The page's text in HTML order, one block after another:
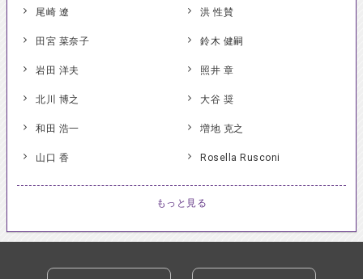
尾崎 遼 洪 性賛
田宮 菜奈子 鈴木 健嗣
岩田 洋夫 照井 章
北川 博之 大谷 奨
和田 浩一 増地 克之
山口 香 Rosella Rusconi
もっと見る